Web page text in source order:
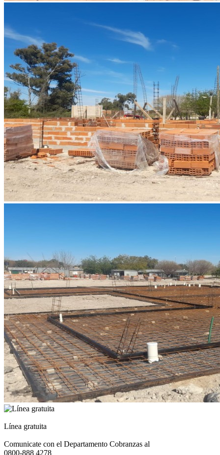
Línea gratuita
Comunicate con el Departamento Cobranzas al
0800-888 4278